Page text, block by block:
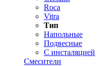
Roca
Vitra
Тип
Напольные
Подвесные
С инсталяцией
Смесители